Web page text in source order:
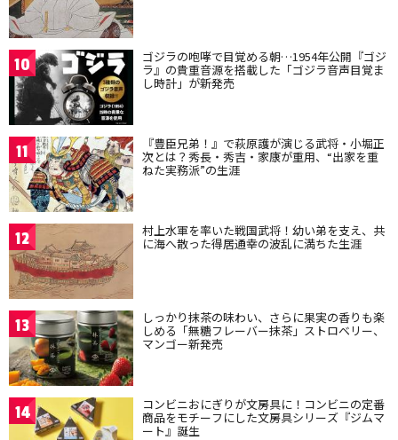
10 ゴジラの咆哮で目覚める朝…1954年公開『ゴジ
ラ』の貴重音源を搭載した「ゴジラ音声目覚ま
し時計」が新発売
11 『豊臣兄弟！』で萩原護が演じる武将・小堀正
次とは？秀長・秀吉・家康が重用、“出家を重
ねた実務派”の生涯
12 村上水軍を率いた戦国武将！幼い弟を支え、共
に海へ散った得居通幸の波乱に満ちた生涯
13 しっかり抹茶の味わい、さらに果実の香りも楽
しめる「無糖フレーバー抹茶」ストロベリー、
マンゴー新発売
14 コンビニおにぎりが文房具に！コンビニの定番
商品をモチーフにした文房具シリーズ『ジムマ
ート』誕生